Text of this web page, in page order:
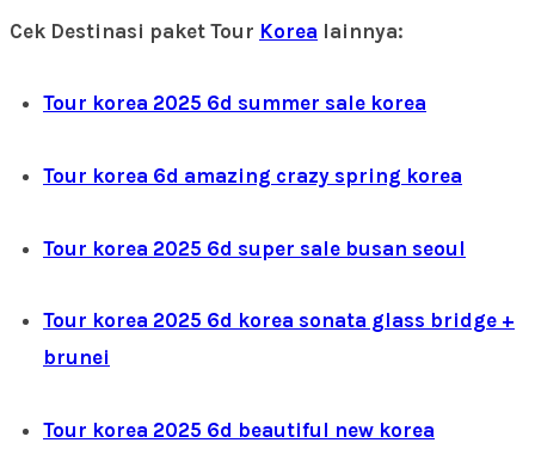
Cek Destinasi paket Tour Korea lainnya:
Tour korea 2025 6d summer sale korea
Tour korea 6d amazing crazy spring korea
Tour korea 2025 6d super sale busan seoul
Tour korea 2025 6d korea sonata glass bridge +
brunei
Tour korea 2025 6d beautiful new korea